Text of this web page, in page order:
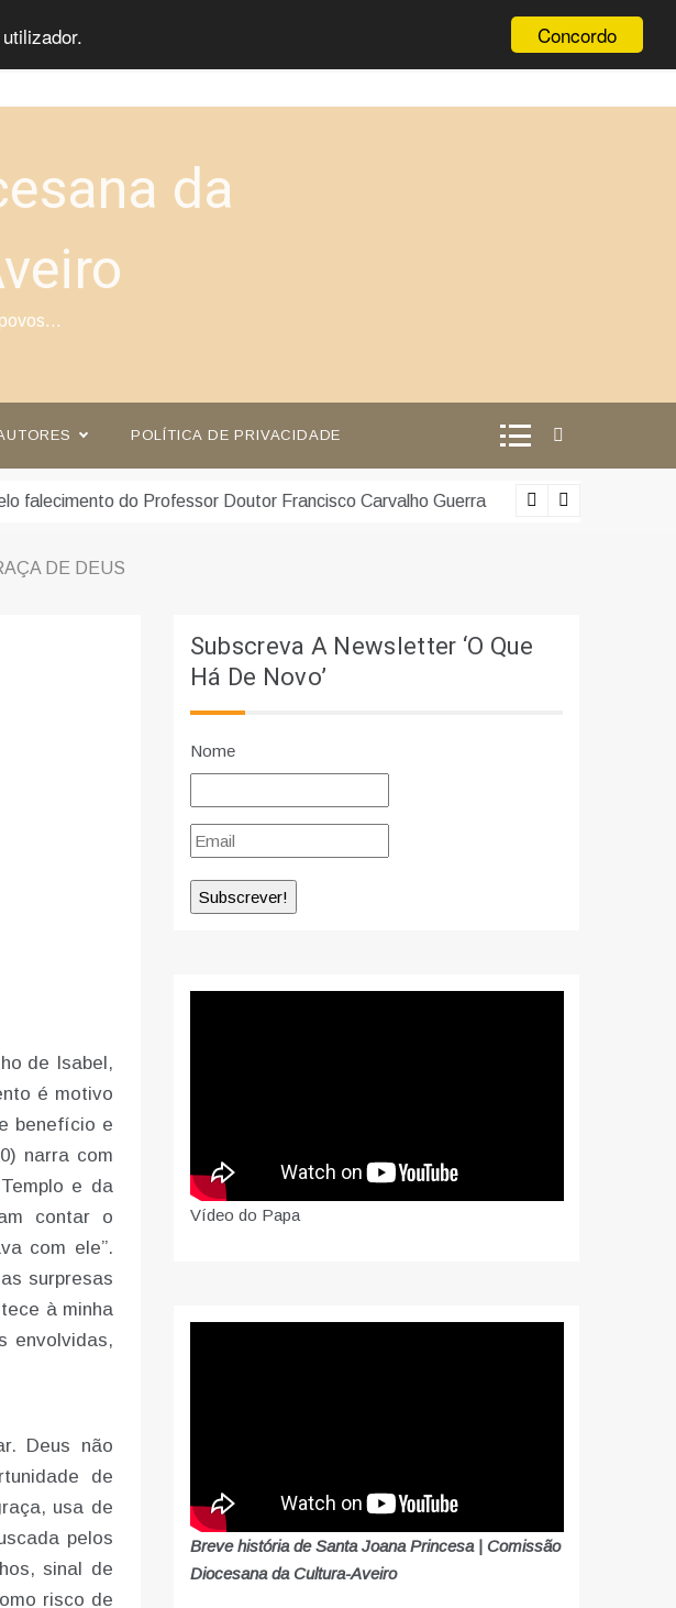
Concordo
da
POLÍTICA DE PRIVACIDADE
Carvalho Guerra
DE DEUS
de Isabel,
é motivo
benefício e
narra com
e da
contar o
com ele”.
surpresas
à minha
envolvidas,
Deus não
de
usa de
pelos
sinal de
risco de
Subscreva A Newsletter ‘O Que
Há De Novo’
Nome
Vídeo do Papa
Breve história de Santa Joana Princesa | Comissão
Diocesana da Cultura-Aveiro